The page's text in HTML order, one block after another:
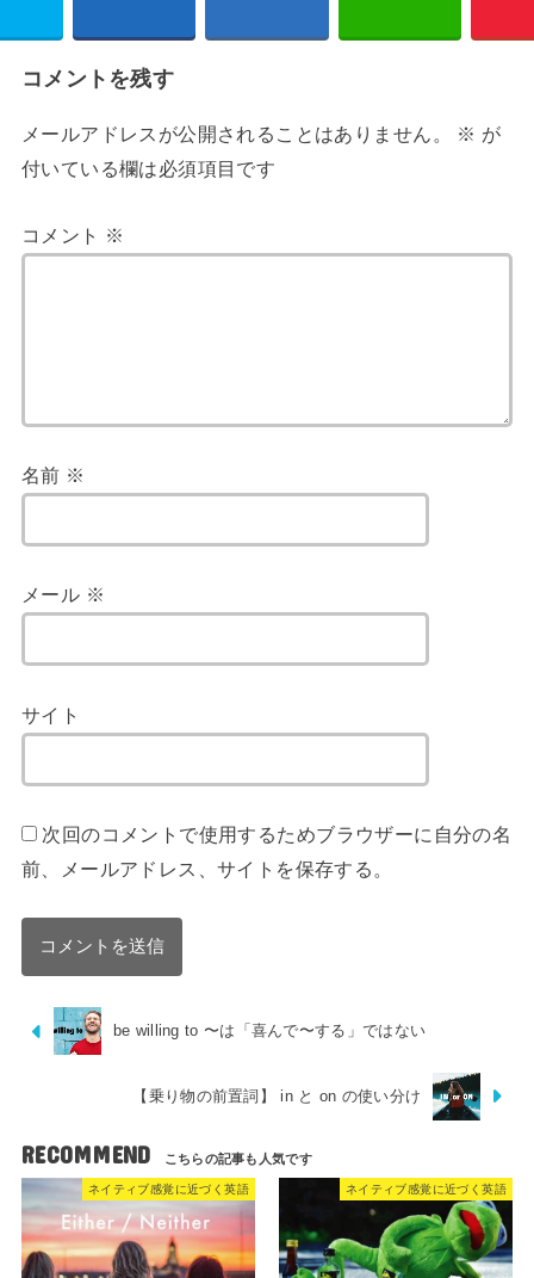
コメントを残す
メールアドレスが公開されることはありません。 ※ が
付いている欄は必須項目です
コメント ※
名前 ※
メール ※
サイト
次回のコメントで使用するためブラウザーに自分の名
前、メールアドレス、サイトを保存する。
be willing to 〜は「喜んで〜する」ではない
【乗り物の前置詞】 in と on の使い分け
RECOMMEND
ネイティブ感覚に近づく英語 ネイティブ感覚に近づく英語